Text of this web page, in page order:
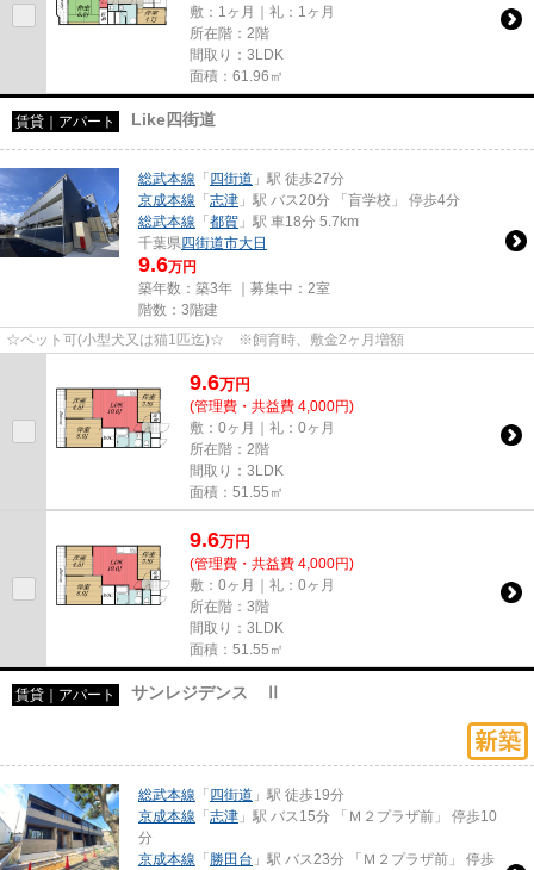
敷：1ヶ月｜礼：1ヶ月
所在階：2階
間取り：3LDK
面積：61.96㎡
賃貸｜アパート Like四街道
総武本線 「四街道 」駅 徒歩27分
京成本線 「志津 」駅 バス20分 「盲学校」 停歩4分
総武本線 「都賀 」駅 車18分 5.7km
千葉県四街道市大日
9.6万円
築年数：築3年 ｜募集中： 2室
階数：3階建
☆ペット可(小型犬又は猫1匹迄)☆ ※飼育時、敷金2ヶ月増額
9.6万円
(管理費・共益費 4,000円)
敷：0ヶ月｜礼：0ヶ月
所在階：2階
間取り：3LDK
面積：51.55㎡
9.6万円
(管理費・共益費 4,000円)
敷：0ヶ月｜礼：0ヶ月
所在階：3階
間取り：3LDK
面積：51.55㎡
賃貸｜アパート サンレジデンス Ⅱ
総武本線 「四街道 」駅 徒歩19分
京成本線 「志津 」駅 バス15分 「Ｍ２プラザ前」 停歩10
分
京成本線 「勝田台 」駅 バス23分 「Ｍ２プラザ前」 停歩